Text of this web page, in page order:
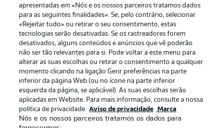
Publicidade Avisos legais
Aviso de privacidade
Termos de uso Trabalhe conosco
Marca Contato
apresentadas em «Nós e os nossos parceiros tratamos dados
para as seguintes finalidades». Se, pelo contrário, selecionar
«Rejeitar tudo» ou retirar o seu consentimento, estas
tecnologias serão desativadas. Se os rastreadores forem
desativados, alguns conteúdos e anúncios que vê poderão
não ser tão relevantes para si. Pode voltar a este menu para
alterar as suas escolhas ou retirar o consentimento a qualquer
momento clicando na ligação Gerir preferências na parte
inferior da página Web (ou no ícone na parte inferior
esquerda da página, se aplicável). As suas escolhas serão
aplicadas em Website. Para mais informação, consulte a nossa
política de privacidade. Aviso de privacidade Marca
Nós e os nossos parceiros tratamos os dados para